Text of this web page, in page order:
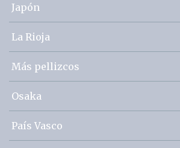
Japón
La Rioja
Más pellizcos
Osaka
País Vasco